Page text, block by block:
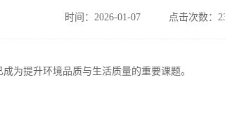
时间：2026-01-07 点击次数：
为提升环境品质与生活质量的重要课题。